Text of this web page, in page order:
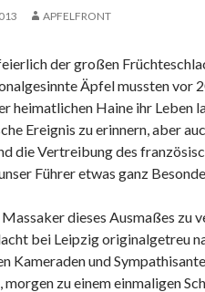
APFELFRONT
der großen
Äpfel mussten vor
heimatlichen Haine ihr Leben
Ereignis zu erinnern, aber
die Vertreibung des
Führer etwas ganz
dieses Ausmaßes zu
bei Leipzig originalgetreu
Kameraden und
zu einem einmaligen